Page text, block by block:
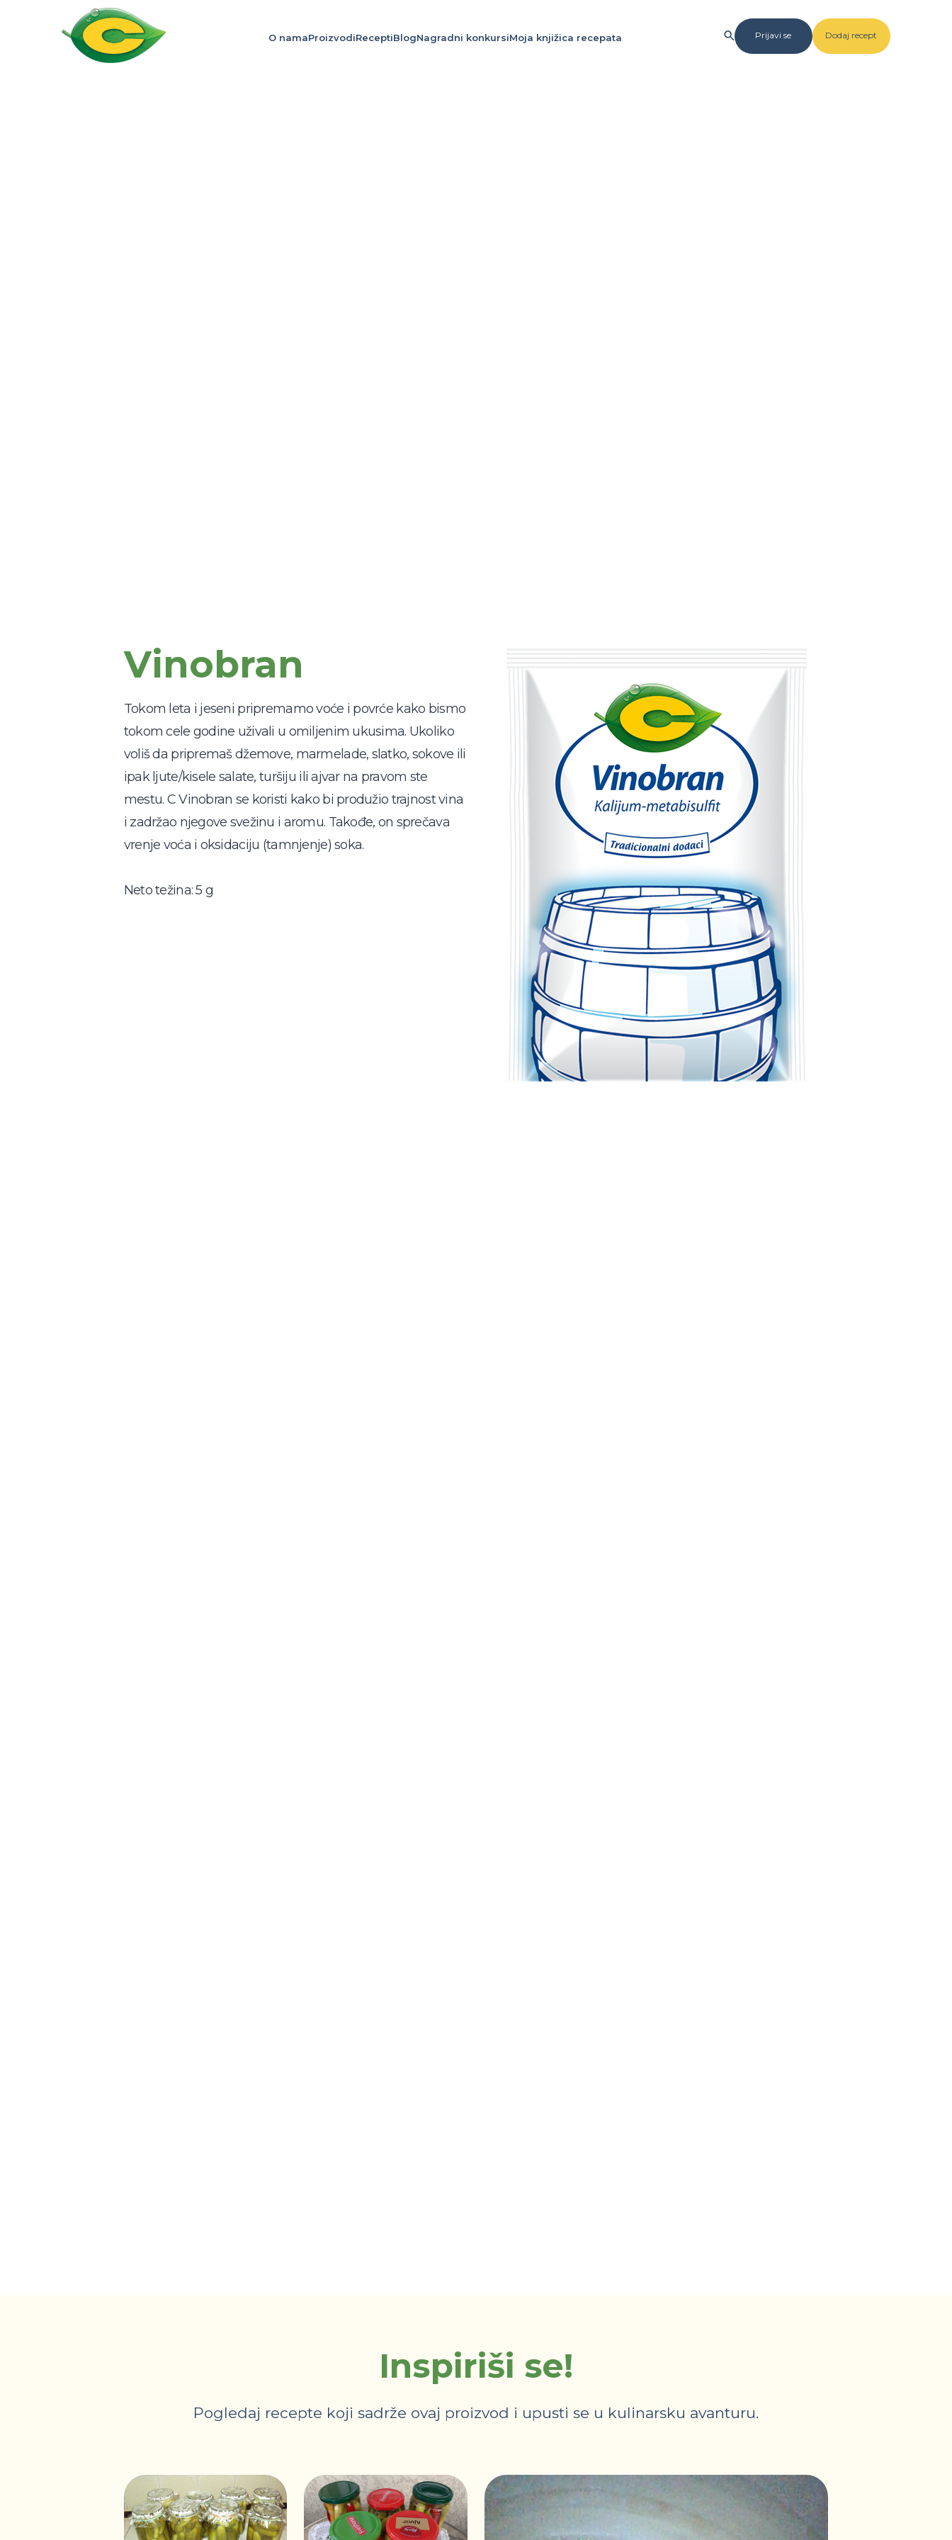
O namaProizvodiReceptiBlogNagradni konkursiMoja knjižica recepata Prijavi se Dodaj recept
Vinobran
Tokom leta i jeseni pripremamo voće i povrće kako bismo
tokom cele godine uživali u omiljenim ukusima. Ukoliko
voliš da pripremaš džemove, marmelade, slatko, sokove ili
ipak ljute/kisele salate, turšiju ili ajvar na pravom ste
mestu. C Vinobran se koristi kako bi produžio trajnost vina
i zadržao njegove svežinu i aromu. Takođe, on sprečava
vrenje voća i oksidaciju (tamnjenje) soka.
Neto težina: 5 g
Inspiriši se!
Pogledaj recepte koji sadrže ovaj proizvod i upusti se u kulinarsku avanturu.